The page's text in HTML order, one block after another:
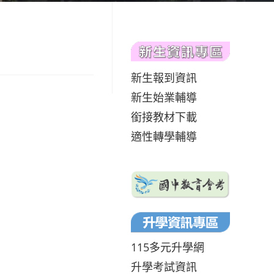
新生報到資訊
新生始業輔導
銜接教材下載
適性轉學輔導
115多元升學網
升學考試資訊